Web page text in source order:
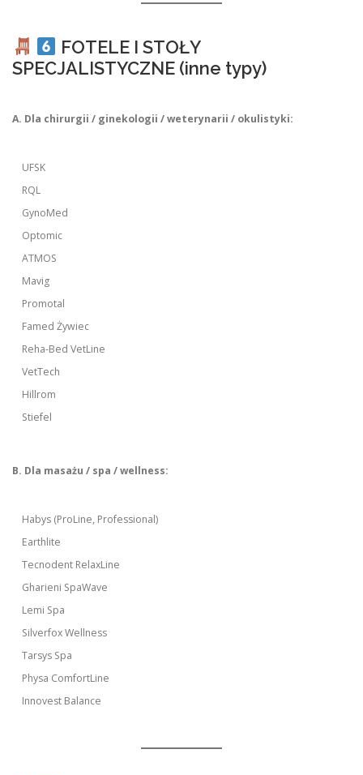
FOTELE I STOŁY
SPECJALISTYCZNE (inne typy)
A. Dla chirurgii / ginekologii / weterynarii / okulistyki:
UFSK
RQL
GynoMed
Optomic
ATMOS
Mavig
Promotal
Famed Żywiec
Reha-Bed VetLine
VetTech
Hillrom
Stiefel
B. Dla masażu / spa / wellness:
Habys (ProLine, Professional)
Earthlite
Tecnodent RelaxLine
Gharieni SpaWave
Lemi Spa
Silverfox Wellness
Tarsys Spa
Physa ComfortLine
Innovest Balance